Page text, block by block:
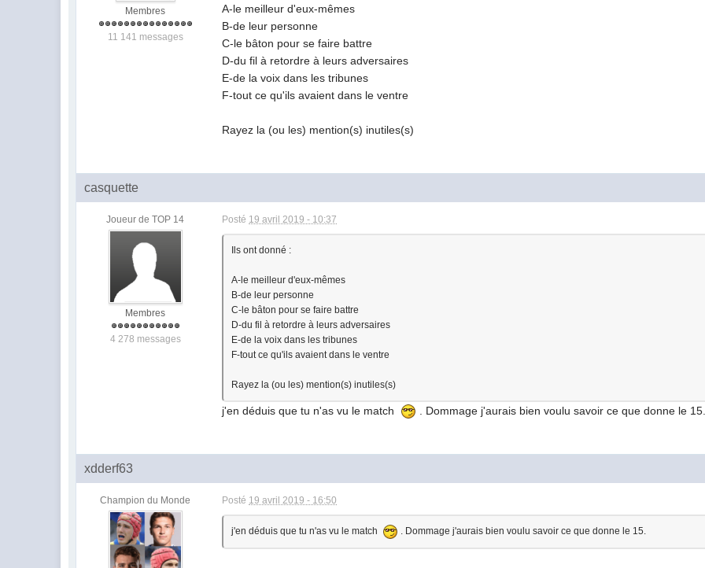
Membres
11 141 messages
A-le meilleur d'eux-mêmes
B-de leur personne
C-le bâton pour se faire battre
D-du fil à retordre à leurs adversaires
E-de la voix dans les tribunes
F-tout ce qu'ils avaient dans le ventre
Rayez la (ou les) mention(s) inutiles(s)
casquette
Joueur de TOP 14
Membres
4 278 messages
Posté 19 avril 2019 - 10:37
Ils ont donné :
A-le meilleur d'eux-mêmes
B-de leur personne
C-le bâton pour se faire battre
D-du fil à retordre à leurs adversaires
E-de la voix dans les tribunes
F-tout ce qu'ils avaient dans le ventre
Rayez la (ou les) mention(s) inutiles(s)
j'en déduis que tu n'as vu le match . Dommage j'aurais bien voulu savoir ce que donne le 15.
xdderf63
Champion du Monde Posté 19 avril 2019 - 16:50
j'en déduis que tu n'as vu le match . Dommage j'aurais bien voulu savoir ce que donne le 15.